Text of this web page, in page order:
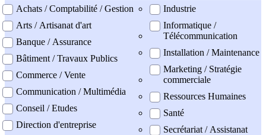
professionel
Achats / Comptabilité / Gestion
Arts / Artisanat d'art
Banque / Assurance
Bâtiment / Travaux Publics
Commerce / Vente
Communication / Multimédia
Conseil / Etudes
Direction d'entreprise
Industrie
Informatique /
Télécommunication
Installation / Maintenance
Marketing / Stratégie
commerciale
Ressources Humaines
Santé
Secrétariat / Assistanat